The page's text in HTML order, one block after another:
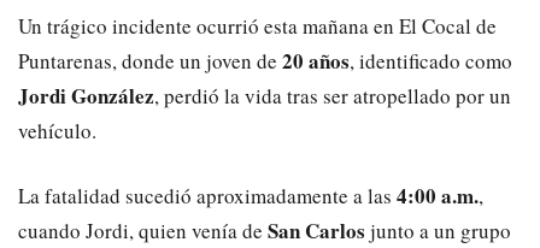
Un trágico incidente ocurrió esta mañana en El Cocal de
Puntarenas, donde un joven de 20 años, identificado como
Jordi González, perdió la vida tras ser atropellado por un
vehículo.
La fatalidad sucedió aproximadamente a las 4:00 a.m.,
cuando Jordi, quien venía de San Carlos junto a un grupo